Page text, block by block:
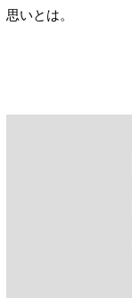
思いとは。